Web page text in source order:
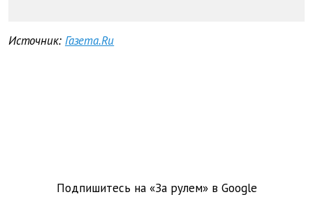
Источник: Газета.Ru
Подпишитесь на «За рулем» в Google